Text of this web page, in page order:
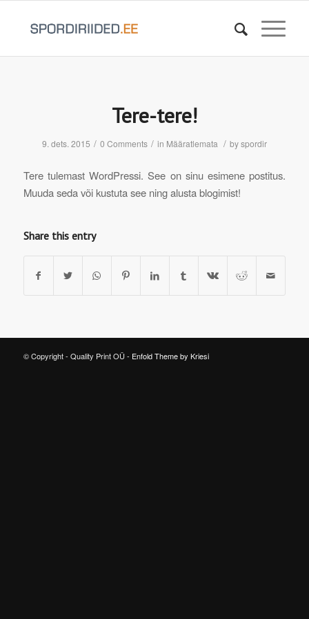
Tere-tere!
9. dets. 2015 / 0 Comments / in Määratlemata / byspordir
Tere tulemast WordPressi. See on sinu esimene postitus.
Muuda seda või kustuta see ning alusta blogimist!
Share this entry
© Copyright - Quality Print OÜ - Enfold Theme by Kriesi